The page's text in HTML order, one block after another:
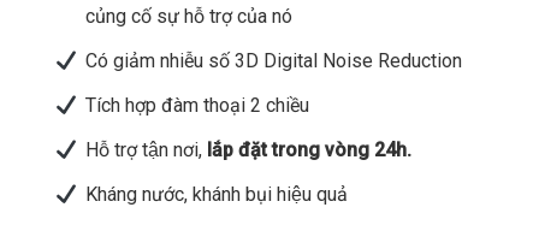
củng cố sự hỗ trợ của nó
Có giảm nhiễu số 3D Digital Noise Reduction
Tích hợp đàm thoại 2 chiều
Hỗ trợ tận nơi,lắp đặt trong vòng 24h.
Kháng nước, khánh bụi hiệu quả